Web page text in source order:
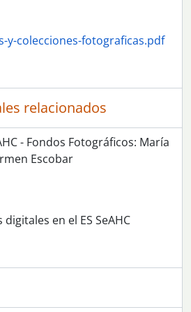
de carteles llamando a la huelga en el sector bancario
- Delegado de ambulancias
de trabajadores de HYTASA de la sede del Parlamento andaluz
- Comité de Empresa de HYTASA
de empresa HYTASA, CASA y Astilleros por los puestos de trabajo
sindicales en Hytasa (Asamblea)
Reportaje en la fábrica textil HYTASA
Reportaje en la fábrica textil HYTASA
celebrada durante luna huelga general del Textil
Reivindicando una vivienda digna
de trabajadores de Hytasa en la puerta de la fábrica
de trabajadores de comercios mayoristas de alimentación por su convenio
de pensionistas y jubilados en el Teatro Duque
de pensionistas y jubilados en calle Calatrava
y huelga de hambre de los delegados CCOO en FASA
de de madres y de escolares pidiendo colegios
general Hostelería durante la negociación de su convenio
y-colecciones-fotograficas.pdf
relacionados
- Fondos Fotográficos: María
Escobar
digitales en el ES SeAHC